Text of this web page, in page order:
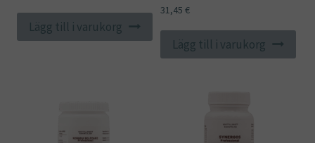
Lägg till i varukorg
31,45 €
Lägg till i varukorg